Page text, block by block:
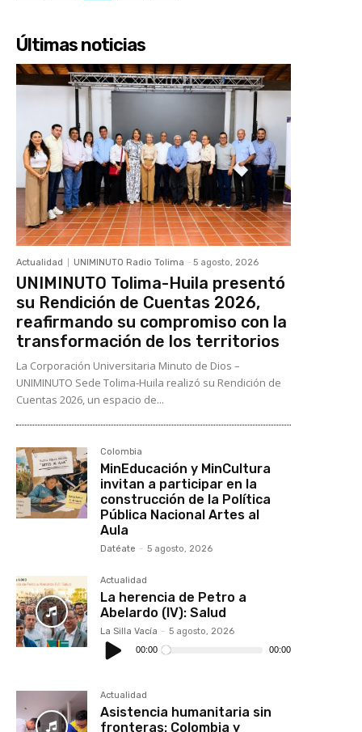
Últimas noticias
Actualidad UNIMINUTO Radio Tolima - 5 agosto, 2026
UNIMINUTO Tolima-Huila presentó
su Rendición de Cuentas 2026,
reafirmando su compromiso con la
transformación de los territorios
La Corporación Universitaria Minuto de Dios –
UNIMINUTO Sede Tolima-Huila realizó su Rendición de
Cuentas 2026, un espacio de...
Colombia
MinEducación y MinCultura
invitan a participar en la
construcción de la Política
Pública Nacional Artes al
Aula
Datéate - 5 agosto, 2026
Actualidad
La herencia de Petro a
Abelardo (IV): Salud
La Silla Vacía - 5 agosto, 2026
Reproductor
de
audio
00:00 00:00
Actualidad
Asistencia humanitaria sin
fronteras: Colombia y